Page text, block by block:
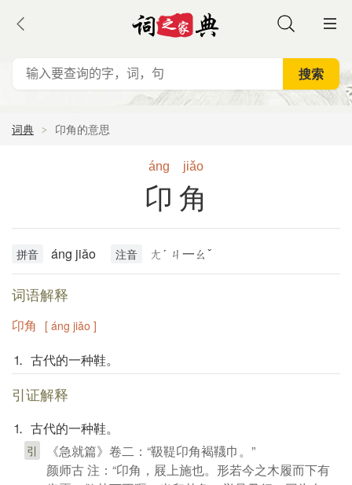
词典 卬角的意思
áng jiǎo
卬角
拼音 áng jiǎo 注音 ㄤˊ ㄐ一ㄠˇ
词语解释
卬角 [ áng jiǎo ]
⒈ 古代的一种鞋。
引证解释
⒈ 古代的一种鞋。
引
《急就篇》卷二：“靸鞮卬角褐韈巾。”
颜师古 注：“卬角，屐上施也。形若今之木履而下有